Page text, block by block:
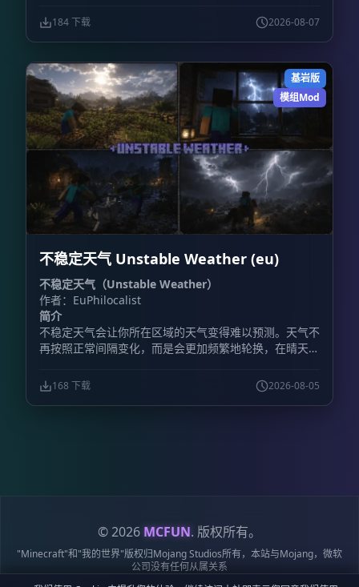
技场决斗系统。玩家可以通过可视化箱子界面挑战好友、
预览套装，并立即参加 1v1 单挑或最多 5v5 的团队决
了更直观的操作方式。管理员只需设置竞技场位置，插件
就会自动处理排队、匹配、传送、地图重置和战后物品恢
复。 **主要功能** - **可视化箱子菜单：** 通过库存
式界面选择游戏模式和套装，不需要记忆复杂命令。 -
**快捷菜单物品：** 使用命令获得菜单物品，可快速打
开主决斗菜单、挑战菜单和团队菜单。 - **公平排队与
团队模式：** 支持经典 1v1，也支持 2v2、3v3、4v4 和
5v5 团队决斗。人数达到要求后，系统会自动完成匹配并
将玩家传送至竞技场。 - **多竞技场与自动重置：** 每
种套装最多可配置 10 个竞技场，让多场决斗同时进行。
比赛结束后，系统会自动恢复竞技场地形，重置范围上限
的物品、经验值和位置，比赛结束后完整恢复。 - **大
返回大厅。 - **套装编辑：** 可以修改已有套装，也能
按照服务器需求调整装备配置。 - **挑战模式：** 直接
向其他玩家发起决斗邀请。 - **自定义套装：** 最多保
存 100 套自定义套装。 **包含的游戏模式** 插件提供
11 套预配置套装，说明中列出的模式包括： -
战斗技巧。 - **Diamond（钻石）：** 全套钻石装备，
开游戏模式选择菜单，也可以使用菜单物品。 -
`/duel:menuitem`：获得交互式决斗菜单物品。 -
`/duel:team `：加入团队排队。例如，`/duel:team
classic 2` 可加入 2v2 经典模式。 - `/duel:leaveteam`：
184 下载 2026-08-07
基岩版
模组Mod
不稳定天气 Unstable Weather (eu)
不稳定天气（Unstable Weather）
作者：EuPhilocalist
简介
不稳定天气会让你所在区域的天气变得难以预测。天气不
再按照正常间隔变化，而是会更加频繁地轮换，在晴天、
168 下载 2026-08-05
© 2026 MCFUN. 版权所有。
"Minecraft"和"我的世界"版权归Mojang Studios所有，本站与Mojang，微软
公司没有任何从属关系